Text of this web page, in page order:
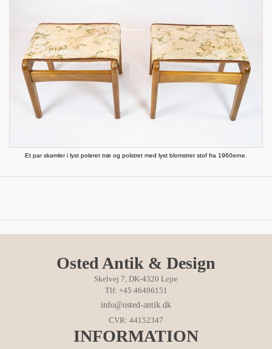
Et par skamler i lyst poleret træ og polstret med lyst blomstret stof fra 1960erne.
Osted Antik & Design
Skelvej 7, DK-4320 Lejre
Tlf: +45 46496151
info@osted-antik.dk
CVR: 44152347
INFORMATION